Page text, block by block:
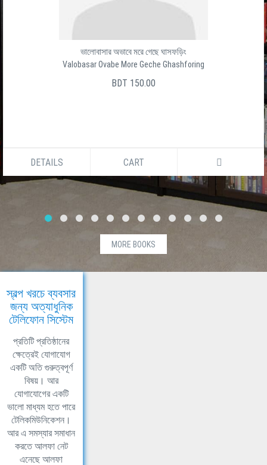
ভালোবাসার অভাবে মরে গেছে ঘাসফড়িং
Valobasar Ovabe More Geche Ghashforing
BDT 150.00
DETAILS CART
MORE BOOKS
স্বল্প খরচে ব্যবসার
জন্য অত্যাধুনিক
টেলিফোন সিস্টেম
প্রতিটি প্রতিষ্ঠানের
ক্ষেত্রেই যোগাযোগ
একটি অতি গুরুত্বপূর্ণ
বিষয়। আর
যোগাযোগের একটি
ভালো মাধ্যম হতে পারে
টেলিকমিউনিকেশন।
আর এ সমস্যার সমাধান
করতে আলফা নেট
এনেছে আলফা